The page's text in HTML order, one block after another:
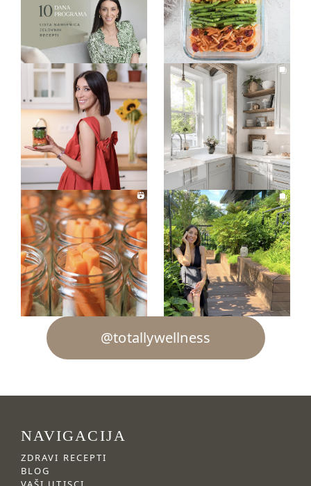
@totallywellness
NAVIGACIJA
ZDRAVI RECEPTI
BLOG